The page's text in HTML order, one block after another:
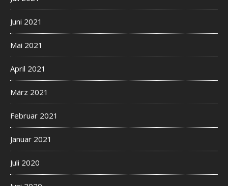
Juni 2021
Mai 2021
April 2021
März 2021
Februar 2021
Januar 2021
Juli 2020